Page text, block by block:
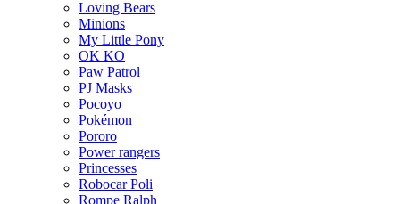
Loving Bears
Minions
My Little Pony
OK KO
Paw Patrol
PJ Masks
Pocoyo
Pokémon
Pororo
Power rangers
Princesses
Robocar Poli
Rompe Ralph